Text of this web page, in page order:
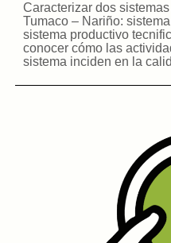
Caracterizar dos
Tumaco – Nariño:
sistema productivo
conocer cómo las
sistema inciden en la